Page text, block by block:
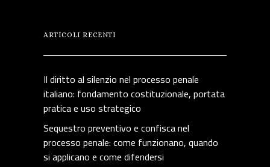
ARTICOLI RECENTI
Il diritto al silenzio nel processo penale
italiano: fondamento costituzionale, portata
pratica e uso strategico
Sequestro preventivo e confisca nel
processo penale: come funzionano, quando
si applicano e come difendersi